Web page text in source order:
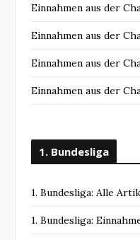
Einnahmen aus der
Einnahmen aus der
Einnahmen aus der
Einnahmen aus der
1. Bundesliga
1. Bundesliga: Alle
1. Bundesliga: